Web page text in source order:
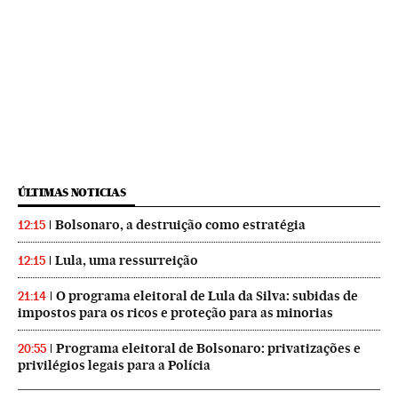
ÚLTIMAS NOTICIAS
12:15 Bolsonaro, a destruição como estratégia
12:15 Lula, uma ressurreição
21:14
O programa eleitoral de Lula da Silva: subidas de
impostos para os ricos e proteção para as minorias
20:55
Programa eleitoral de Bolsonaro: privatizações e
privilégios legais para a Polícia